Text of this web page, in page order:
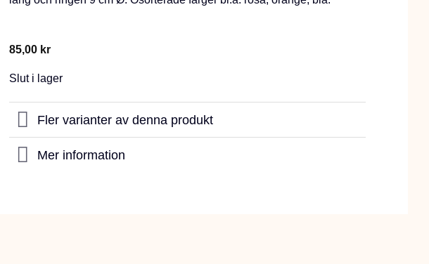
85,00 kr
Slut i lager
Fler varianter av denna produkt
Mer information